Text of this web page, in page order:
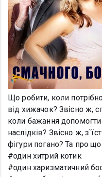
Що робити, коли
від хижачок? Звісно ж,
коли бажання
наслідків? Звісно ж,
фігури погано? Та про
#один хитрий котик
#один харизматичний